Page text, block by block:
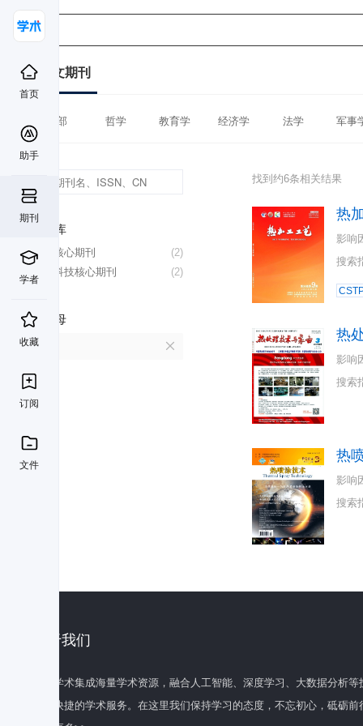
首页
助手
期刊
学者
收藏
订阅
文件
中文期刊
全部 哲学 教育学 经济学 法学 军事
数据库
(2)
北大核心期刊
(2)
中国科技核心期刊
首字母
R
找到约6条相关结果
热
影响
搜索
热
影响
搜索
热
影响
搜索
关于我们
百度学术集成海量学术资源，融合人工智能、深度学习、大数据分析
全面快捷的学术服务。在这里我们保持学习的态度，不忘初心，砥砺前